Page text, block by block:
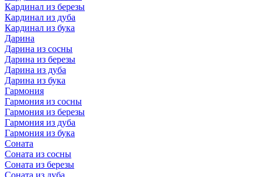
Кардинал из березы
Кардинал из дуба
Кардинал из бука
Дарина
Дарина из сосны
Дарина из березы
Дарина из дуба
Дарина из бука
Гармония
Гармония из сосны
Гармония из березы
Гармония из дуба
Гармония из бука
Соната
Соната из сосны
Соната из березы
Соната из дуба